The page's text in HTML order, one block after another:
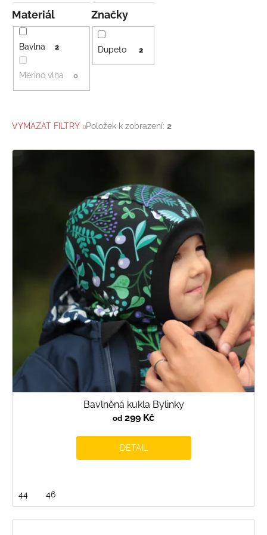
Značky
Dupeto 2
Materiál
Bavlna 2
Merino vlna 0
VYMAZAT FILTRY Položek k zobrazení: 2
V
Bavlněná kukla Bylinky
od 299 Kč
DETAIL
44 46